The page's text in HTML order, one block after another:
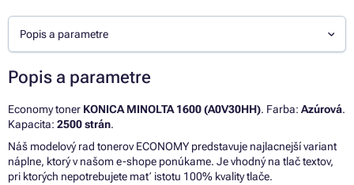
Popis a parametre
Popis a parametre
Economy toner KONICA MINOLTA 1600 (A0V30HH). Farba: Azúrová.
Kapacita: 2500 strán.
Náš modelový rad tonerov ECONOMY predstavuje najlacnejší variant
náplne, ktorý v našom e-shope ponúkame. Je vhodný na tlač textov,
pri ktorých nepotrebujete mať istotu 100% kvality tlače.